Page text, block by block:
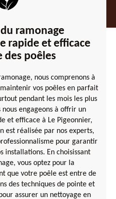
ramonage
rapide et efficace
des poêles
nous comprenons à
vos poêles en parfait
pendant les mois les plus
engageons à offrir un
et efficace à Le Pigeonnier,
est réalisée par nos experts,
pour garantir
installations. En choisissant
vous optez pour la
que votre poêle est entre de
des techniques de pointe et
assurer un nettoyage en